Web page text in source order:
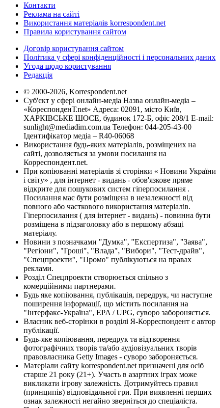
Контакти
Реклама на сайті
Використання матеріалів korrespondent.net
Правила користування сайтом
Договір користування сайтом
Політика у сфері конфіденційності і персональних даних
Угода щодо користування
Редакція
© 2000-2026, Korrespondent.net
Суб'єкт у сфері онлайн-медіа Назва онлайн-медіа –
«КореспонденТ.net» Адреса: 02091, місто Київ,
ХАРКІВСЬКЕ ШОСЕ, будинок 172-Б, офіс 208/1 E-mail:
sunlight@mediadim.com.ua Телефон: 044-205-43-00
Ідентифікатор медіа – R40-06068
Використання будь-яких матеріалів, розміщених на
сайті, дозволяється за умови посилання на
Корреспондент.net.
При копіюванні матеріалів зі сторінки « Новини України
і світу» , для інтернет - видань - обов'язкове пряме
відкрите для пошукових систем гіперпосилання .
Посилання має бути розміщена в незалежності від
повного або часткового використання матеріалів.
Гіперпосилання ( для інтернет - видань) - повинна бути
розміщена в підзаголовку або в першому абзаці
матеріалу.
Новини з позначками "Думка", "Експертиза", "Заява",
"Регіони", "Гроші", "Влада", "Вибори", "Тест-драйв",
"Спецпроекти", "Промо" публікуються на правах
реклами.
Розділ Спецпроекти створюється спільно з
комерційними партнерами.
Будь яке копіювання, публікація, передрук, чи наступне
поширення інформації, що містить посилання на
"Інтерфакс-Україна", EPA / UPG, суворо забороняється.
Власник веб-сторінки в розділі Я-Корреспондент є автор
публікації.
Будь-яке копіювання, передрук та відтворення
фотографічних творів та/або аудіовізуальних творів
правовласника Getty Images - суворо забороняється.
Матеріали сайту korrespondent.net призначені для осіб
старше 21 року (21+). Участь в азартних іграх може
викликати ігрову залежність. Дотримуйтесь правил
(принципів) відповідальної гри. При виявленні перших
ознак залежності негайно зверніться до спеціаліста.